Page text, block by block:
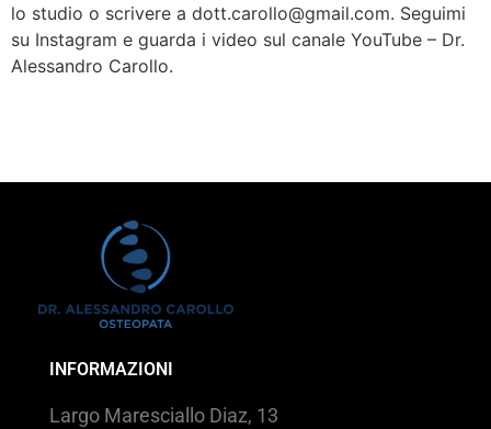
lo studio o scrivere a dott.carollo@gmail.com. Seguimi
su Instagram e guarda i video sul canale YouTube – Dr.
Alessandro Carollo.
INFORMAZIONI
Largo Maresciallo Diaz, 13